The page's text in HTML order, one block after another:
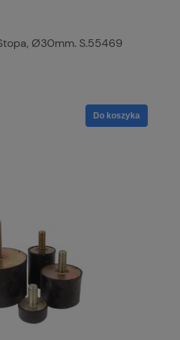
Ø30mm. S.55469
Do koszyka